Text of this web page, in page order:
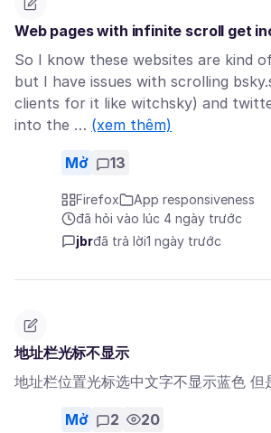
Web pages with infinite scroll get
So I know these websites are kind
but I have issues with scrolling
clients for it like witchsky) and
into the … (xem thêm)
Mở 13
Firefox
App responsiveness
đã hỏi vào lúc 4 ngày trước
jbrđã trả lời1 ngày trước
地址栏光标不显示
地址栏位置光标选中文字不显示蓝色 但
Mở 2 20